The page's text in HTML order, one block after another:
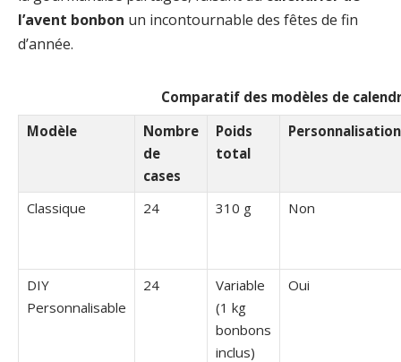
l’avent bonbon un incontournable des fêtes de fin
d’année.
Comparatif des modèles de
Modèle
Nombre
de
cases
Poids
total
Personnalisation
Classique 24 310 g Non
DIY
Personnalisable
24
Variable
(1 kg
bonbons
inclus)
Oui